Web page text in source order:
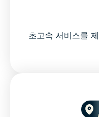
초고속 서비스를